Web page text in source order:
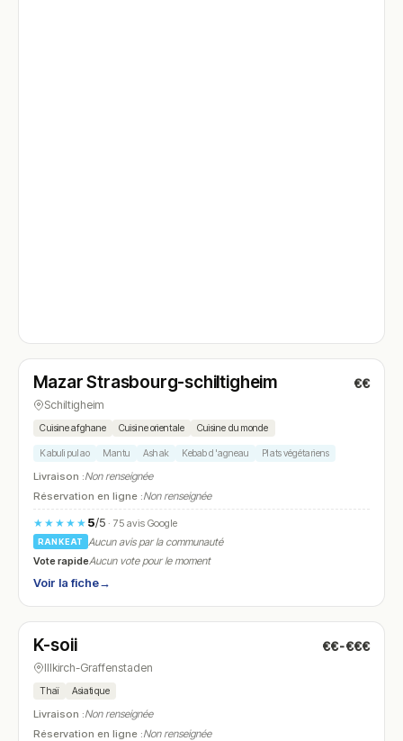
N° 4
Mazar Strasbourg-schiltigheim €€
Schiltigheim
Cuisine afghane Cuisine orientale Cuisine du monde
Kabuli pulao Mantu Ashak Kebab d'agneau Plats végétariens
Livraison :Non renseignée
Réservation en ligne :Non renseignée
★★★★★ 5/5· 75 avis Google
RANKEAT
Aucun avis par la communauté
Vote rapideAucun vote pour le moment
Voir la fiche→
N° 5
K-soii €€-€€€
Illkirch-Graffenstaden
Thaï Asiatique
Livraison :Non renseignée
Réservation en ligne :Non renseignée